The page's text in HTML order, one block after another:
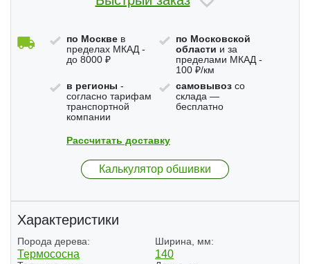
по Москве в
пределах МКАД -
до 8000 ₽
по Московской
области и за
пределами МКАД -
100 ₽/км
в регионы -
согласно тарифам
транспортной
компании
самовывозсо
склада —
бесплатно
Рассчитать доставку
Калькулятор обшивки
Характеристики
Порода дерева:
Термососна
Ширина, мм:
140